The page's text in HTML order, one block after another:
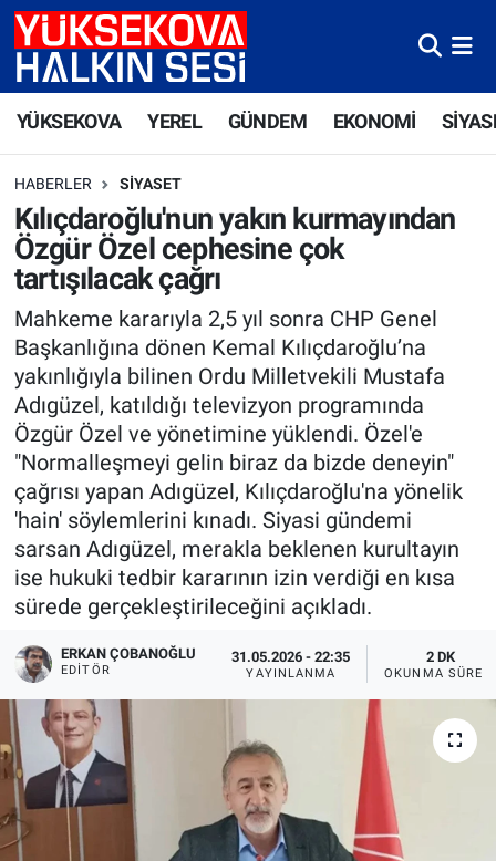
YÜKSEKOVA YEREL GÜNDEM EKONOMİ
HABERLER SIYASET
Kılıçdaroğlu'nun yakın kurmayından
Özgür Özel cephesine çok
tartışılacak çağrı
Mahkeme kararıyla 2,5 yıl sonra CHP Genel
Başkanlığına dönen Kemal Kılıçdaroğlu’na
yakınlığıyla bilinen Ordu Milletvekili Mustafa
Adıgüzel, katıldığı televizyon programında
Özgür Özel ve yönetimine yüklendi. Özel'e
"Normalleşmeyi gelin biraz da bizde deneyin"
çağrısı yapan Adıgüzel, Kılıçdaroğlu'na yönelik
'hain' söylemlerini kınadı. Siyasi gündemi
sarsan Adıgüzel, merakla beklenen kurultayın
ise hukuki tedbir kararının izin verdiği en kısa
sürede gerçekleştirileceğini açıkladı.
ERKAN ÇOBANOĞLU
EDITÖR
31.05.2026 - 22:35
YAYINLANMA
2 DK
OKUNMA SÜRESI
Yüksekova Nöbetçi Eczaneler
Yüksekova Trafik Yoğunluk Haritası
Süper Lig Puan Durumu ve Fikstür
Tüm Manşetler
Son Dakika Haberleri
Haber Arşivi